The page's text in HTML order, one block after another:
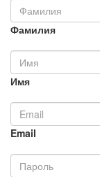
Фамилия
Имя
Email